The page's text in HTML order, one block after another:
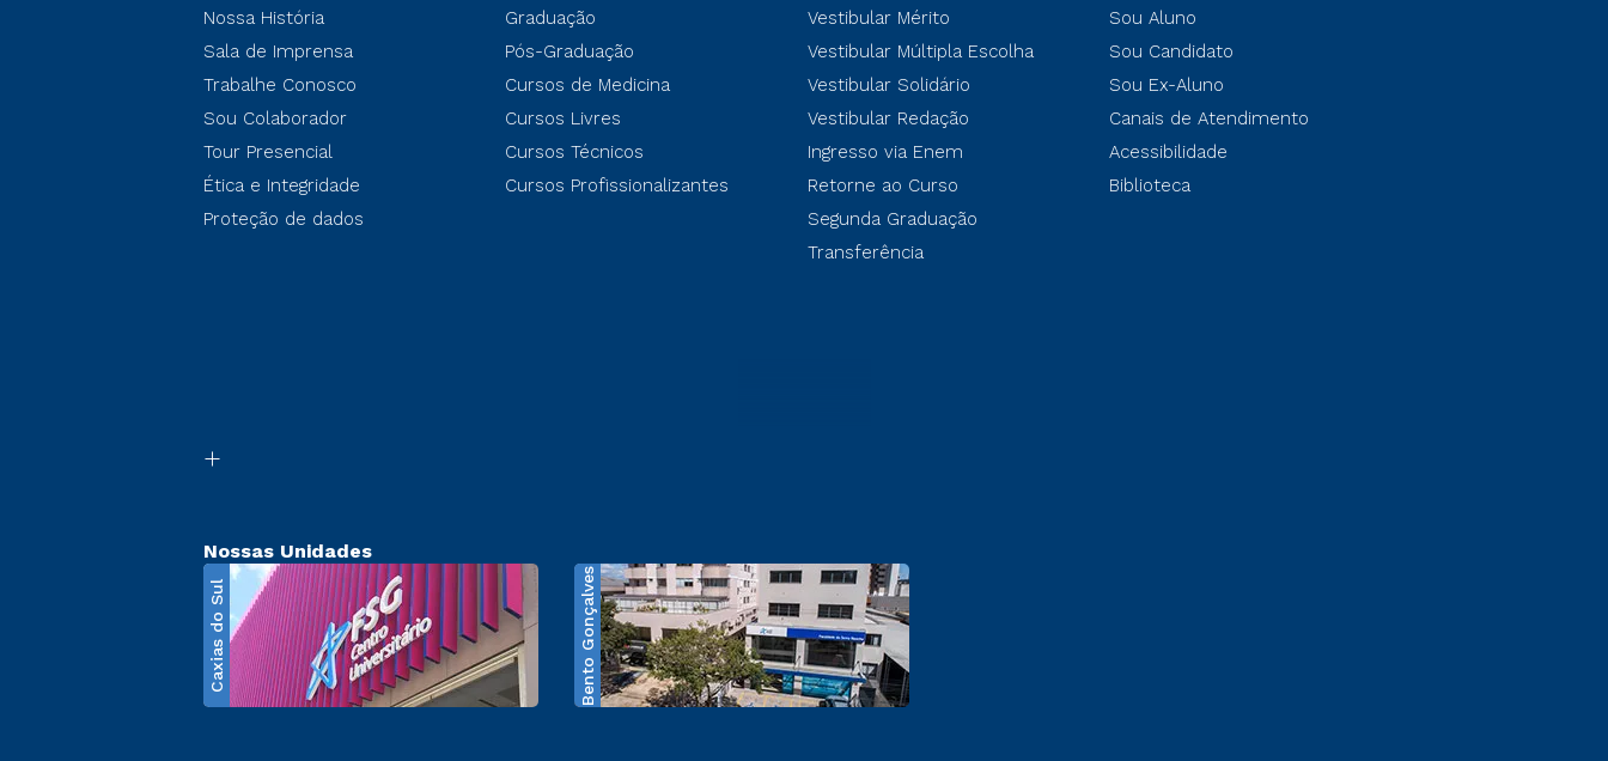
Nossa História
Sala de Imprensa
Trabalhe Conosco
Sou Colaborador
Tour Presencial
Ética e Integridade
Proteção de dados
Graduação
Pós-Graduação
Cursos de Medicina
Cursos Livres
Cursos Técnicos
Cursos Profissionalizantes
Vestibular Mérito
Vestibular Múltipla Escolha
Vestibular Solidário
Vestibular Redação
Ingresso via Enem
Retorne ao Curso
Segunda Graduação
Transferência
Sou Aluno
Sou Candidato
Sou Ex-Aluno
Canais de Atendimento
Acessibilidade
Biblioteca
Nossas Unidades
Caxias do Sul Bento Gonçalves